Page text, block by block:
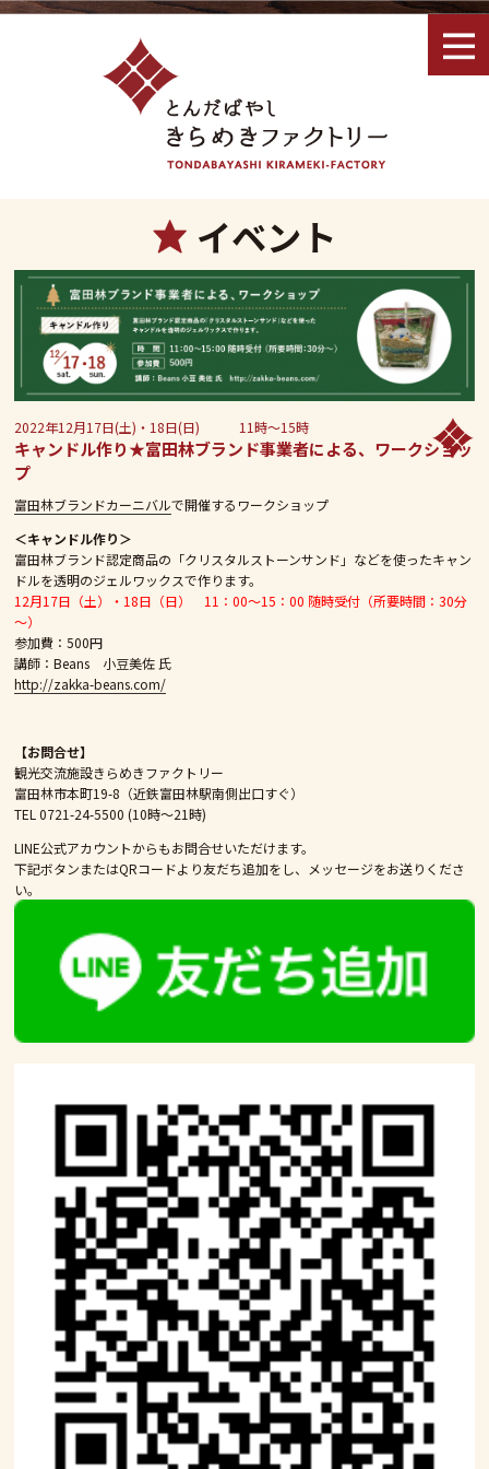
イベント
2022年12月17日(土)・18日(日) 11時～15時
キャンドル作り★富田林ブランド事業者による、ワークショッ
プ
富田林ブランドカーニバルで開催するワークショップ
＜キャンドル作り＞
富田林ブランド認定商品の「クリスタルストーンサンド」などを使ったキャン
ドルを透明のジェルワックスで作ります。
12月17日（土）・18日（日） 11：00〜15：00 随時受付（所要時間：30分
～）
参加費：500円
講師：Beans 小豆美佐 氏
http://zakka-beans.com/
【お問合せ】
観光交流施設きらめきファクトリー
富田林市本町19-8（近鉄富田林駅南側出口すぐ）
TEL 0721-24-5500 (10時～21時)
LINE公式アカウントからもお問合せいただけます。
下記ボタンまたはQRコードより友だち追加をし、メッセージをお送りくださ
い。